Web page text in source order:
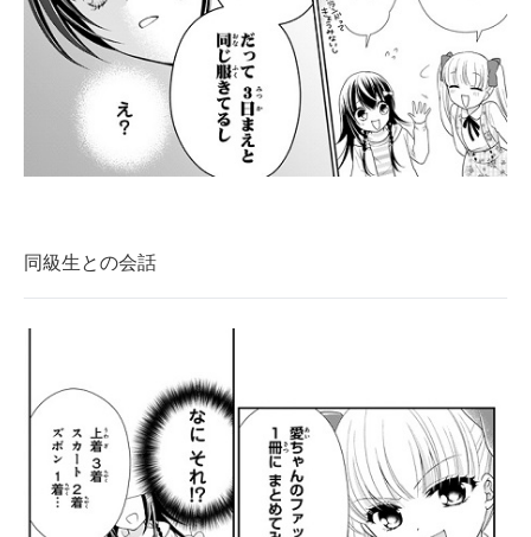
同級生との会話